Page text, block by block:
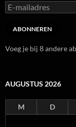
E-
mailadres
ABONNEREN
Voeg je bij 8 andere
AUGUSTUS 2026
M D